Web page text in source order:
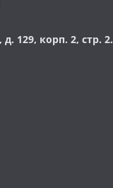
129, корп. 2, стр. 2.